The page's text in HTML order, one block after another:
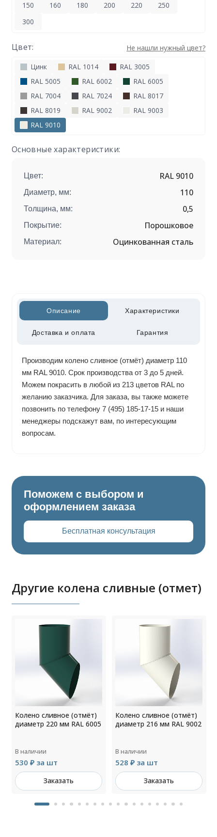
150
160 180 200 220
250
300
Цвет: Не нашли нужный цвет?
Цинк RAL 1014
RAL 3005
RAL 5005
RAL 6002
RAL 6005
RAL 7004
RAL 7024
RAL 8017
RAL 8019
RAL 9002
RAL 9003
RAL 9010
Основные характеристики:
Цвет: RAL 9010
Диаметр, мм: 110
Толщина, мм: 0,5
Покрытие: Порошковое
Материал: Оцинкованная сталь
Описание Характеристики
Доставка и оплата Гарантия
Производим колено сливное (отмёт) диаметр 110
мм RAL 9010. Срок производства от 3 до 5 дней.
Можем покрасить в любой из 213 цветов RAL по
желанию заказчика. Для заказа, вы также можете
позвонить по телефону 7 (495) 185-17-15 и наши
менеджеры подскажут вам, по интересующим
вопросам.
Поможем с выбором и
оформлением заказа
Бесплатная консультация
Другие колена сливные (отмет)
Колено сливное (отмёт)
диаметр 220 мм RAL 6005
В наличии
530 ₽ за шт
Заказать
Колено сливное (отмёт)
диаметр 216 мм RAL 9002
В наличии
528 ₽ за шт
Заказать